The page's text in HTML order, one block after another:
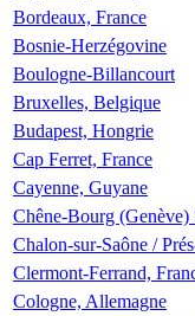
Bordeaux, France
Bosnie-Herzégovine
Boulogne-Billancourt
Bruxelles, Belgique
Budapest, Hongrie
Cap Ferret, France
Cayenne, Guyane
Chêne-Bourg (Genève)
Chalon-sur-Saône /
Clermont-Ferrand,
Cologne, Allemagne